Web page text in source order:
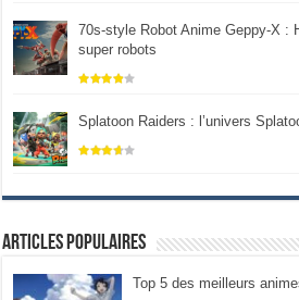
70s-style Robot Anime Geppy-X :
super robots
Splatoon Raiders : l’univers
Articles populaires
Top 5 des meilleurs